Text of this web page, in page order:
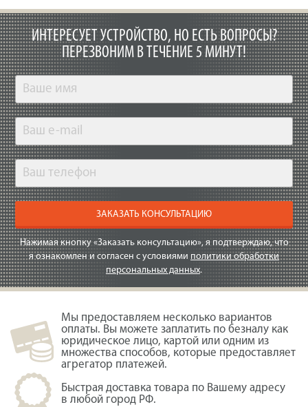
ИНТЕРЕСУЕТ УСТРОЙСТВО, НО ЕСТЬ ВОПРОСЫ?
ПЕРЕЗВОНИМ В ТЕЧЕНИЕ 5 МИНУТ!
ЗАКАЗАТЬ КОНСУЛЬТАЦИЮ
Нажимая кнопку «Заказать консультацию», я подтверждаю, что
я ознакомлен и согласен с условиями политики обработки
персональных данных.
Мы предоставляем несколько вариантов
оплаты. Вы можете заплатить по безналу как
юридическое лицо, картой или одним из
множества способов, которые предоставляет
агрегатор платежей.
Быстрая доставка товара по Вашему адресу
в любой город РФ.